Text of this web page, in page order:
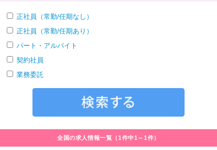
正社員（常勤/任期なし）
正社員（常勤/任期あり）
パート・アルバイト
契約社員
業務委託
全国の求人情報一覧（1件中1～1件）